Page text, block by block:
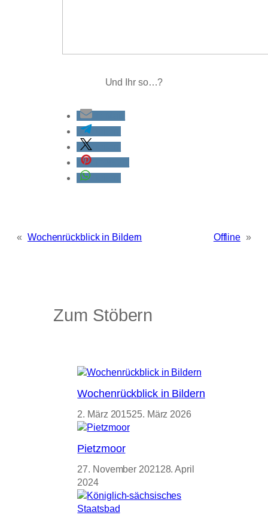
Und Ihr so…?
« Wochenrückblick in Bildern Offline »
Zum Stöbern
Wochenrückblick in Bildern
2. März 201525. März 2026
Pietzmoor
27. November 202128. April
2024